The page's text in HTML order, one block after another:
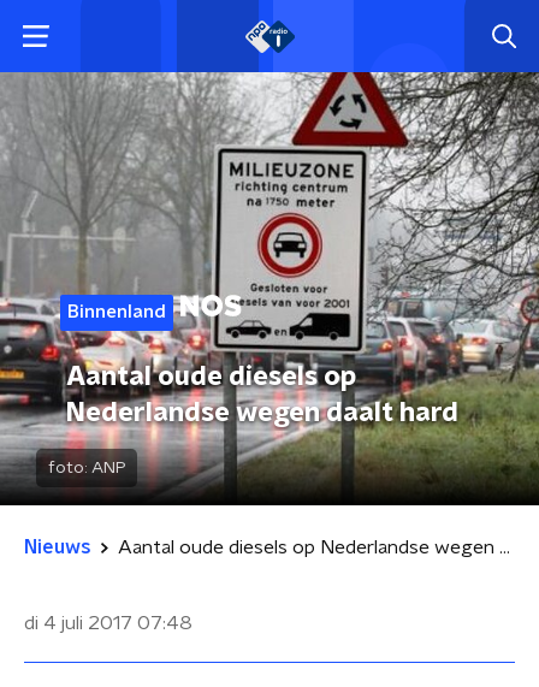
Binnenland
Aantal oude diesels op
Nederlandse wegen daalt hard
foto: ANP
Nieuws Aantal oude diesels op Nederlandse wegen daalt hard
di 4 juli 2017 07:48